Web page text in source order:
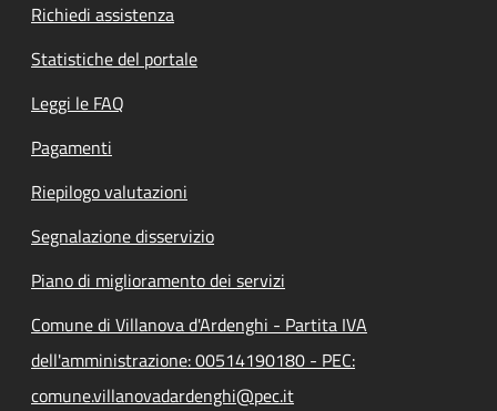
Richiedi assistenza
Statistiche del portale
Leggi le FAQ
Pagamenti
Riepilogo valutazioni
Segnalazione disservizio
Piano di miglioramento dei servizi
Comune di Villanova d'Ardenghi - Partita IVA
dell'amministrazione: 00514190180 - PEC:
comune.villanovadardenghi@pec.it